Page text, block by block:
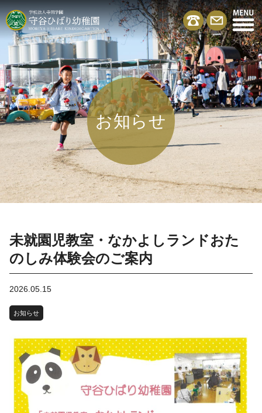
お知らせ
未就園児教室・なかよしランドおた
のしみ体験会のご案内
2026.05.15
お知らせ